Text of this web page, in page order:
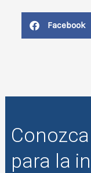
Facebook
para la